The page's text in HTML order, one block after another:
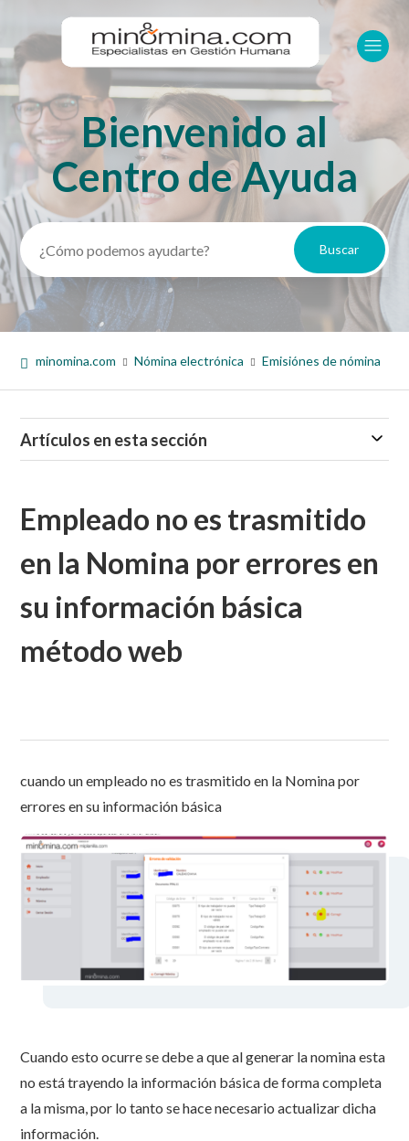
BúsquedaBienvenido al
Centro de Ayuda
minomina.com Nómina electrónica Emisiónes de nómina
Artículos en esta sección
Empleado no es trasmitido
en la Nomina por errores en
su información básica
método web
cuando un empleado no es trasmitido en la Nomina por
errores en su información básica
Cuando esto ocurre se debe a que al generar la nomina esta
no está trayendo la información básica de forma completa
a la misma, por lo tanto se hace necesario actualizar dicha
información.